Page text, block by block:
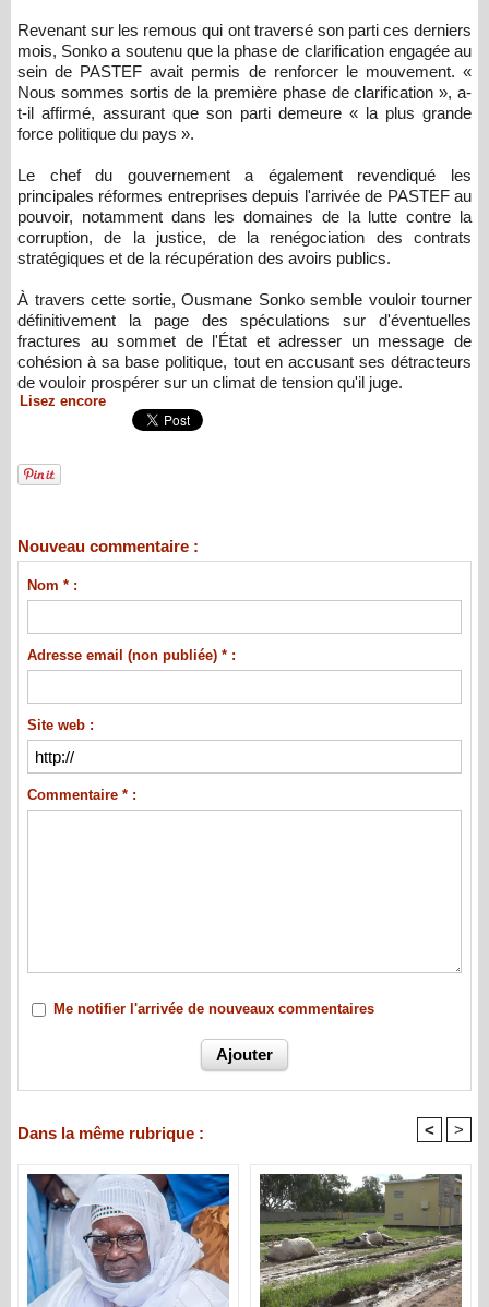
Revenant sur les remous qui ont traversé son parti ces derniers
mois, Sonko a soutenu que la phase de clarification engagée au
sein de PASTEF avait permis de renforcer le mouvement. «
Nous sommes sortis de la première phase de clarification », a-
t-il affirmé, assurant que son parti demeure « la plus grande
force politique du pays ».
Le chef du gouvernement a également revendiqué les
principales réformes entreprises depuis l'arrivée de PASTEF au
pouvoir, notamment dans les domaines de la lutte contre la
corruption, de la justice, de la renégociation des contrats
stratégiques et de la récupération des avoirs publics.
À travers cette sortie, Ousmane Sonko semble vouloir tourner
définitivement la page des spéculations sur d'éventuelles
fractures au sommet de l'État et adresser un message de
cohésion à sa base politique, tout en accusant ses détracteurs
de vouloir prospérer sur un climat de tension qu'il juge.
Lisez encore
Nouveau commentaire :
Nom * :
Adresse email (non publiée) * :
Site web :
Commentaire * :
Me notifier l'arrivée de nouveaux commentaires
Dans la même rubrique : < >